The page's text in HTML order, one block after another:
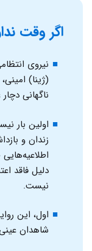
اگر وقت
نیروی
(ژینا)
ناگهانی
اولین بار
زندان و
دلیل فاقد
نیست.
اول، این
شاهدان